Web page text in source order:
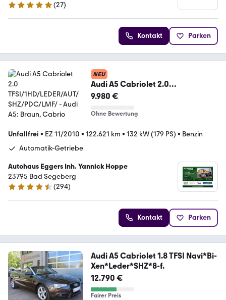
5 Sterne
(27)
Kontakt Parken
NEU
Audi A5 Cabriolet 2.0
TFSI/1HD/LEDER/AUT/SHZ/PDC/L
9.980 €
Ohne Bewertung
Unfallfrei • EZ 11/2010 • 122.621 km • 132 kW (179 PS) • Benzin
Automatik-Getriebe
Autohaus Eggers Inh. Yannick Hoppe
23795 Bad Segeberg
4.7 Sterne
(294)
Kontakt Parken
Audi A5 Cabriolet 1.8 TFSI Navi*Bi-
Xen*Leder*SHZ*8-f.
12.790 €
Fairer Preis